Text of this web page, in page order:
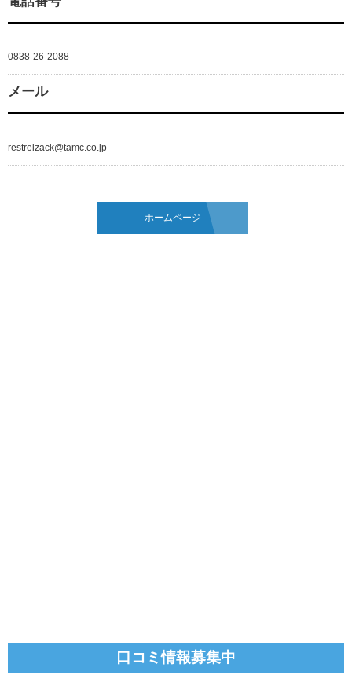
0838-26-2088
メール
restreizack@tamc.co.jp
ホームページ
口コミ情報募集中